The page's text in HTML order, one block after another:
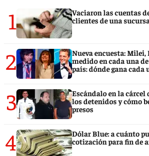
1
Vaciaron las cuentas
clientes de una
2
Nueva encuesta:
medido en cada una
país: dónde gana cada
3
Escándalo en la cárcel
los detenidos y cómo
presos
4
Dólar Blue: a cuánto
cotización para fin de